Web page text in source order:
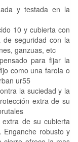
y testada en la
10 y cubierta con
de seguridad con la
ganzuas, etc
para fijar la
como una farola o
ur55
la suciedad y la
extra de su
de su cubierta
Enganche robusto y